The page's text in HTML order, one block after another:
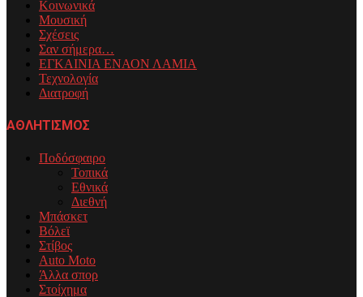
Κοινωνικά
Μουσική
Σχέσεις
Σαν σήμερα…
ΕΓΚΑΙΝΙΑ ΕΝΑΟΝ ΛΑΜΙΑ
Τεχνολογία
Διατροφή
ΑΘΛΗΤΙΣΜΟΣ
Ποδόσφαιρο
Τοπικά
Εθνικά
Διεθνή
Μπάσκετ
Βόλεϊ
Στίβος
Auto Moto
Άλλα σπορ
Στοίχημα